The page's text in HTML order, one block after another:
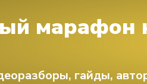
марафон
гайды,